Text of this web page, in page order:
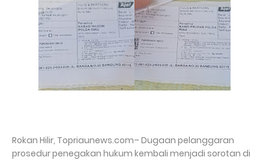
Rokan Hilir, Topriaunews.com– Dugaan pelanggaran
prosedur penegakan hukum kembali menjadi sorotan di